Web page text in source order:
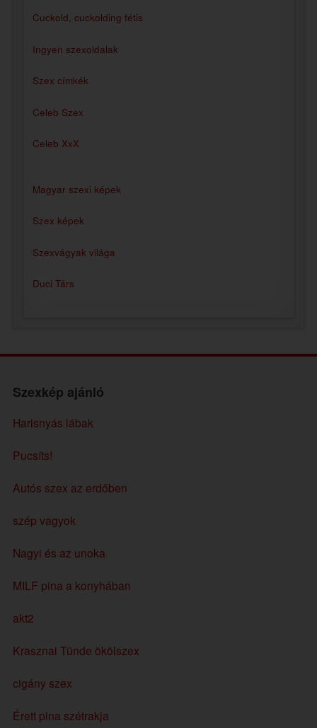
Cuckold, cuckolding fétis
Ingyen szexoldalak
Szex címkék
Celeb Szex
Celeb XxX
Magyar szexi képek
Szex képek
Szexvágyak világa
Duci Társ
Szexkép ajánló
Harisnyás lábak
Pucsíts!
Autós szex az erdőben
szép vagyok
Nagyi és az unoka
MILF pina a konyhában
akt2
Krasznai Tünde ökölszex
cigány szex
Érett pina szétrakja